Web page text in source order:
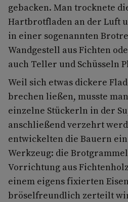
gebacken. Man trockne­te
Hartbrotfladen an der Luft
in einer sogenann­ten
Wandgestell aus Fich­ten­
auch Teller und Schüsseln
Weil sich etwas dickere
brechen ließen, musste
einzelne Stückerln in der
anschließend verzehrt
entwickelten die Bauern
Werkzeug: die
Vorrichtung aus
einem ei­gens fixierten
bröselfreundlich zerteilt